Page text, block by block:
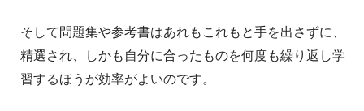
そして問題集や参考書はあれもこれもと手を出さずに、
精選され、しかも自分に合ったものを何度も繰り返し学
習するほうが効率がよいのです。